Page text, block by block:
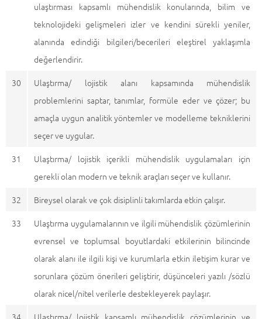
ulaştırması kapsamlı mühendislik konularında, bilim ve
teknolojideki gelişmeleri izler ve kendini sürekli yeniler,
alanında edindiği bilgileri/becerileri eleştirel yaklaşımla
değerlendirir.
30
Ulaştırma/ lojistik alanı kapsamında mühendislik
problemlerini saptar, tanımlar, formüle eder ve çözer; bu
amaçla uygun analitik yöntemler ve modelleme tekniklerini
seçer ve uygular.
31
Ulaştırma/ lojistik içerikli mühendislik uygulamaları için
gerekli olan modern ve teknik araçları seçer ve kullanır.
32
Bireysel olarak ve çok disiplinli takımlarda etkin çalışır.
33
Ulaştırma uygulamalarının ve ilgili mühendislik çözümlerinin
evrensel ve toplumsal boyutlardaki etkilerinin bilincinde
olarak alanı ile ilgili kişi ve kurumlarla etkin iletişim kurar ve
sorunlara çözüm önerileri geliştirir, düşünceleri yazılı /sözlü
olarak nicel/nitel verilerle destekleyerek paylaşır.
34
Ulaştırma/ lojistik kapsamlı mühendislik çözümlerinin ve